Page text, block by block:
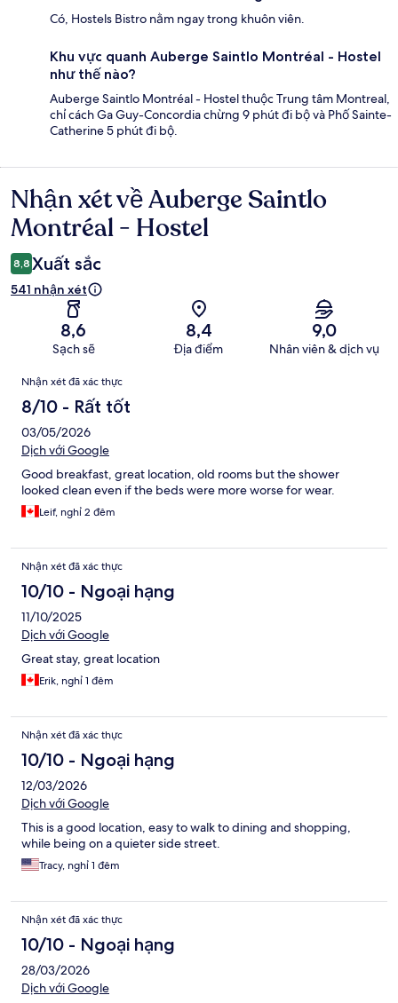
Có, Hostels Bistro nằm ngay trong khuôn viên.
Khu vực quanh Auberge Saintlo Montréal - Hostel
như thế nào?
Auberge Saintlo Montréal - Hostel thuộc Trung tâm Montreal,
chỉ cách Ga Guy-Concordia chừng 9 phút đi bộ và Phố Sainte-
Catherine 5 phút đi bộ.
Nhận
xét
Nhận xét về Auberge Saintlo
Montréal - Hostel
8,8 Xuất sắc
541 nhận xét
8,6
Sạch sẽ
8,4
Địa điểm
9,0
Nhân viên & dịch vụ
Nhận
xét
Nhận xét đã xác thực
8/10 - Rất tốt
03/05/2026
Dịch với Google
Good breakfast, great location, old rooms but the shower
looked clean even if the beds were more worse for wear.
Leif, nghỉ 2 đêm
Nhận xét đã xác thực
10/10 - Ngoại hạng
11/10/2025
Dịch với Google
Great stay, great location
Erik, nghỉ 1 đêm
Nhận xét đã xác thực
10/10 - Ngoại hạng
12/03/2026
Dịch với Google
This is a good location, easy to walk to dining and shopping,
while being on a quieter side street.
Tracy, nghỉ 1 đêm
Nhận xét đã xác thực
10/10 - Ngoại hạng
28/03/2026
Dịch với Google